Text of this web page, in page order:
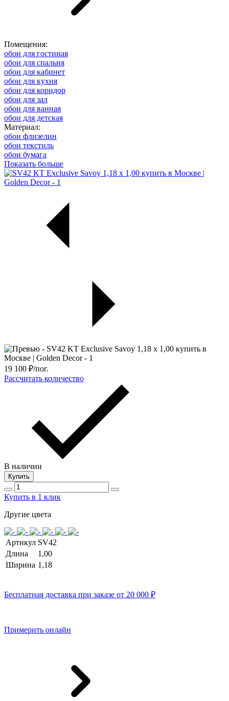
Помещения:
обои для гостиная
обои для спальня
обои для кабинет
обои для кухня
обои для коридор
обои для зал
обои для ванная
обои для детская
Материал:
обои флизелин
обои текстиль
обои бумага
Показать больше
19 100 ₽/пог.
Рассчитать количество
В наличии
Купить
Купить в 1 клик
Другие цвета
Артикул SV42
Длина
1,00
Ширина 1,18
Бесплатная доставка при заказе от 20 000 ₽
Примерить онлайн